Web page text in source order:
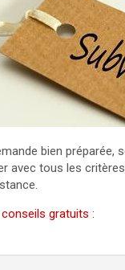
bien
avec tous les
gratuits :